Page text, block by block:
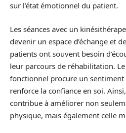
sur l’état émotionnel du patient.
Les séances avec un
devenir un espace d’échange et
patients ont souvent besoin
leur parcours de réhabilitation.
fonctionnel procure un sentiment
renforce la confiance en soi.
contribue à améliorer non
physique, mais également celle